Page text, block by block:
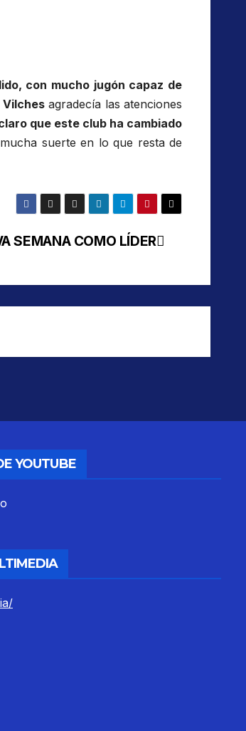
con mucho jugón capaz de
Vilchesagradecía las atenciones
que este club ha cambiado
suerte en lo que resta de
SEMANA COMO LÍDER
YOUTUBE